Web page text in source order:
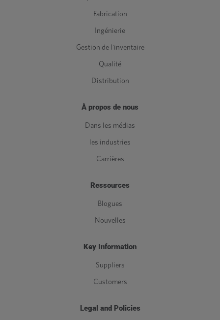
Fabrication
Ingénierie
Gestion de l'inventaire
Qualité
Distribution
À propos de nous
Dans les médias
les industries
Carrières
Ressources
Blogues
Nouvelles
Key Information
Suppliers
Customers
Legal and Policies